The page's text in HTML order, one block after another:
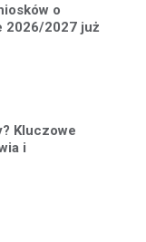
o
2026/2027 już
Kluczowe
i